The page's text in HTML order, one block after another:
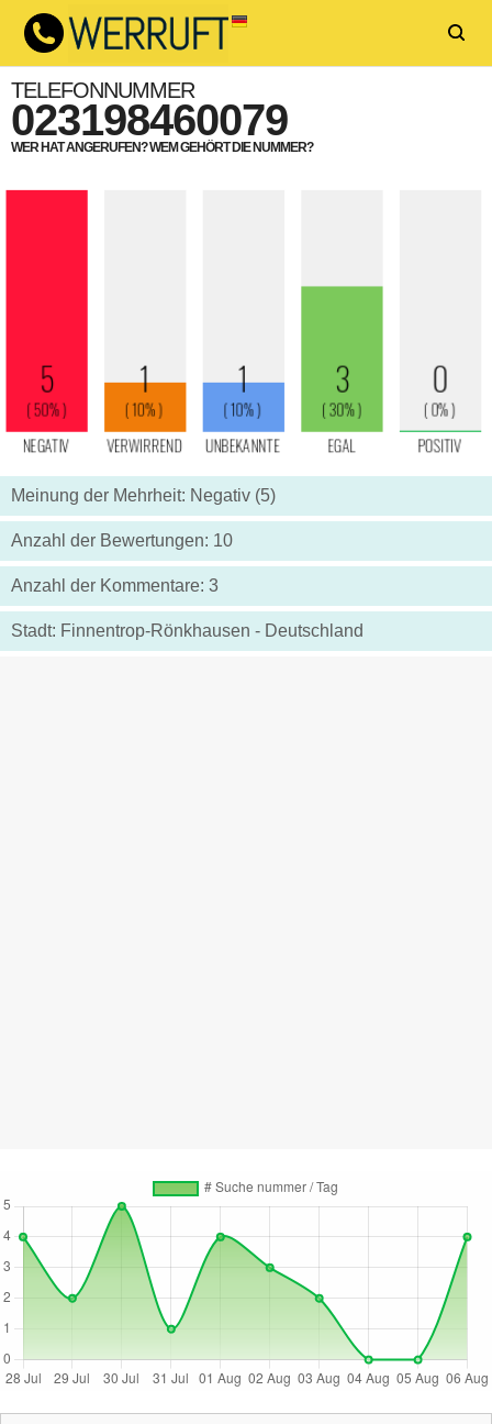
TELEFONNUMMER
023198460079
WER HAT ANGERUFEN? WEM GEHÖRT DIE NUMMER?
Meinung der Mehrheit: Negativ (5)
Anzahl der Bewertungen: 10
Anzahl der Kommentare: 3
Stadt: Finnentrop-Rönkhausen - Deutschland